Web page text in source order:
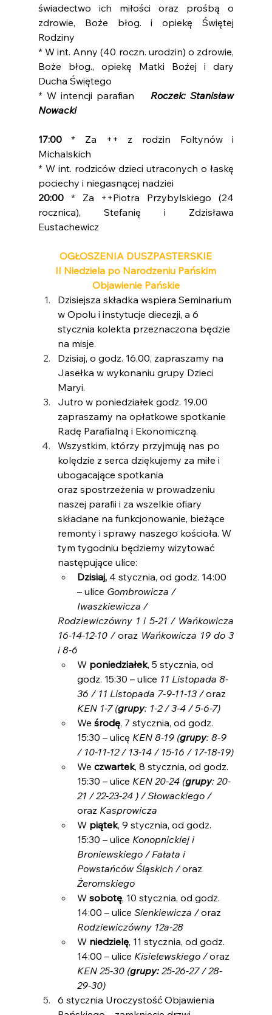
świadectwo ich miłości oraz prośbą o
zdrowie, Boże błog. i opiekę Świętej
Rodziny
* W int. Anny (40 roczn. urodzin) o zdrowie,
Boże błog., opiekę Matki Bożej i dary
Ducha Świętego
* W intencji parafian
Roczek: Stanisław
Nowacki
17:00 * Za ++ z rodzin Foltynów i
Michalskich
* W int. rodziców dzieci utraconych o łaskę
pociechy i niegasnącej nadziei
20:00 * Za ++Piotra Przybylskiego (24
rocznica), Stefanię i Zdzisława
Eustachewicz
OGŁOSZENIA DUSZPASTERSKIE
II Niedziela po Narodzeniu Pańskim
Objawienie Pańskie
Dzisiejsza składka wspiera Seminarium
w Opolu i instytucje diecezji, a 6
stycznia kolekta przeznaczona będzie
na misje.
Dzisiaj, o godz. 16.00, zapraszamy na
Jasełka w wykonaniu grupy Dzieci
Maryi.
Jutro w poniedziałek godz. 19.00
zapraszamy na opłatkowe spotkanie
Radę Parafialną i Ekonomiczną.
Wszystkim, którzy przyjmują nas po
kolędzie z serca dziękujemy za miłe i
ubogacające spotkania
oraz spostrzeżenia w prowadzeniu
naszej parafii i za wszelkie ofiary
składane na funkcjonowanie, bieżące
remonty i sprawy naszego kościoła. W
tym tygodniu będziemy wizytować
następujące ulice:
Dzisiaj, 4 stycznia, od godz. 14:00
– ulice Gombrowicza /
Iwaszkiewicza /
Rodziewiczówny 1 i 5-21 / Wańkowicza
16-14-12-10 / oraz Wańkowicza 19 do 3
i 8-6
W poniedziałek, 5 stycznia, od
godz. 15:30 – ulice 11 Listopada 8-
36 / 11 Listopada 7-9-11-13 / oraz
KEN 1-7 (grupy: 1-2 / 3-4 / 5-6-7)
We środę, 7 stycznia, od godz.
15:30 – ulicę KEN 8-19 (grupy: 8-9
/ 10-11-12 / 13-14 / 15-16 / 17-18-19)
We czwartek, 8 stycznia, od godz.
15:30 – ulice KEN 20-24 (grupy: 20-
21 / 22-23-24 ) / Słowackiego /
oraz Kasprowicza
W piątek, 9 stycznia, od godz.
15:30 – ulice Konopnickiej i
Broniewskiego / Fałata i
Powstańców Śląskich / oraz
Żeromskiego
W sobotę, 10 stycznia, od godz.
14:00 – ulice Sienkiewicza / oraz
Rodziewiczówny 12a-28
W niedzielę, 11 stycznia, od godz.
14:00 – ulice Kisielewskiego / oraz
KEN 25-30 (grupy: 25-26-27 / 28-
29-30)
6 stycznia Uroczystość Objawienia